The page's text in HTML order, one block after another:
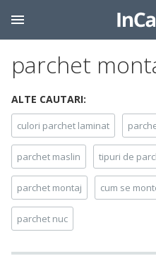
parchet
ALTE CAUTARI:
culori parchet laminat
parchet maslin tipuri de
parchet montaj cum se
parchet nuc